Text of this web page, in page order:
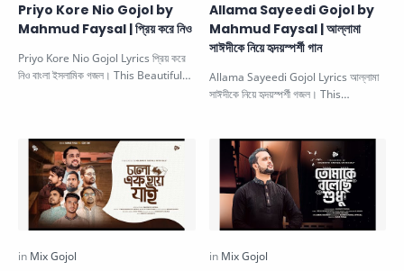
Priyo Kore Nio Gojol by
Mahmud Faysal | প্রিয় করে নিও
Priyo Kore Nio Gojol Lyrics প্রিয় করে
নিও বাংলা ইসলামিক গজল। This Beautiful
Allama Sayeedi Gojol by
Mahmud Faysal | আল্লামা
সাঈদীকে নিয়ে হৃদয়স্পর্শী গান
Allama Sayeedi Gojol Lyrics আল্লামা
সাঈদীকে নিয়ে হৃদয়স্পর্শী গজল। This